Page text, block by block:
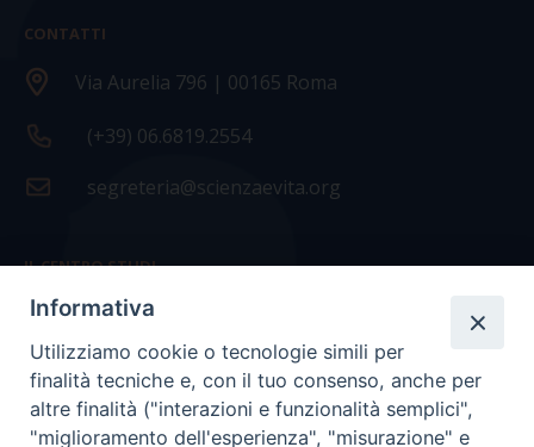
CONTATTI
Via Aurelia 796 | 00165 Roma
(+39) 06.6819.2554
segreteria@scienzaevita.org
IL CENTRO STUDI
La nostra storia
Statuto
Presidenza e ufficio presidenza
Informativa
Utilizziamo cookie o tecnologie simili per
finalità tecniche e, con il tuo consenso, anche per
altre finalità ("interazioni e funzionalità semplici",
"miglioramento dell'esperienza", "misurazione" e